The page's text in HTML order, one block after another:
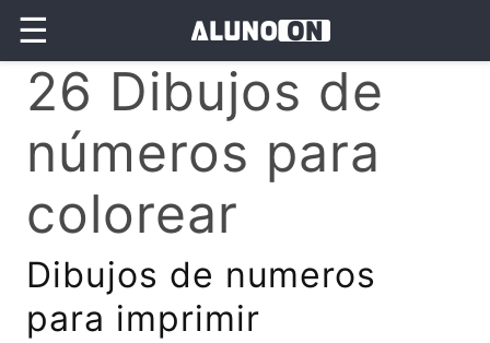
☰
26 Dibujos de
números para
colorear
Dibujos de numeros
para imprimir